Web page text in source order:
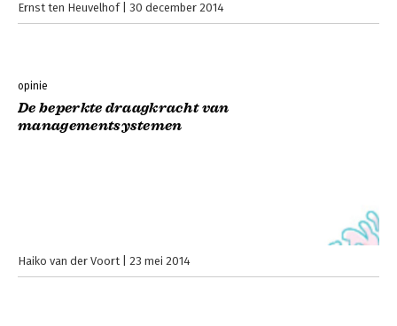
Ernst ten Heuvelhof 30 december 2014
opinie
De beperkte draagkracht van
managementsystemen
Haiko van der Voort 23 mei 2014